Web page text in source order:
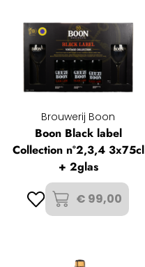
Brouwerij Boon
Boon Black label
Collection n°2,3,4 3x75cl
+ 2glas
€ 99,00